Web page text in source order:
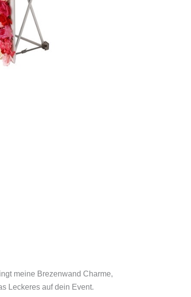
meine Brezenwand Charme,
Leckeres auf dein Event.